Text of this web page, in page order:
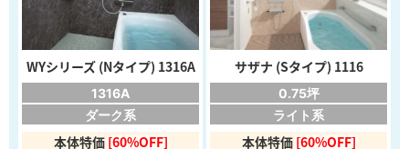
WYシリーズ (Nタイプ) 1316A
1316A
ダーク系
本体特価 [60%OFF]
サザナ (Sタイプ) 1116
0.75坪
ライト系
本体特価 [60%OFF]